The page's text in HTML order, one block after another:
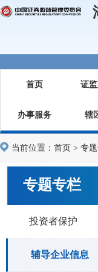
首页 证
办事服务 辖
当前位置： 首页 > 专
专题专栏
投资者保护
辅导企业信息